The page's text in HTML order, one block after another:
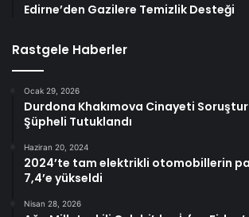
Edirne’den Gazilere Temizlik Desteği
Rastgele Haberler
Ocak 29, 2026
Durdona Khakımova Cinayeti
Şüpheli Tutuklandı
Haziran 20, 2024
2024’te tam elektrikli otomobillerin
7,4’e yükseldi
Nisan 28, 2026